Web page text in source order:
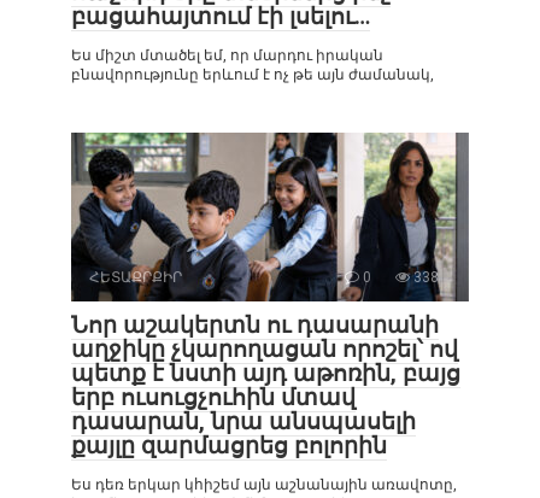
բացահայտում էի լսելու…
Ես միշտ մտածել եմ, որ մարդու իրական
բնավորությունը երևում է ոչ թե այն ժամանակ,
ՀԵՏԱՔՐՔԻՐ 0 338
Նոր աշակերտն ու դասարանի
աղջիկը չկարողացան որոշել՝ ով
պետք է նստի այդ աթոռին, բայց
երբ ուսուցչուհին մտավ
դասարան, նրա անսպասելի
քայլը զարմացրեց բոլորին
Ես դեռ երկար կհիշեմ այն աշնանային առավոտը,